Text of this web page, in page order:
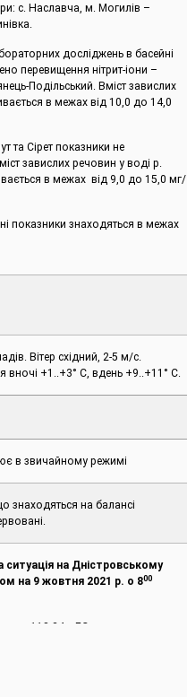
с. Наславча, м. Могилів –
досліджень в басейні
перевищення нітрит-іони –
Подільський. Вміст завислих
в межах від 10,0 до 14,0
та Сірет показники не
завислих речовин у воді р.
в межах від 9,0 до 15,0 мг/
показники знаходяться в межах
Вітер східний, 2-5 м/с.
вночі +1..+3° С, вдень +9..+11° С.
в звичайному режимі
знаходяться на балансі
на Дністровському
на 9 жовтня 2021 р. о 800
– 118,24 мБС;